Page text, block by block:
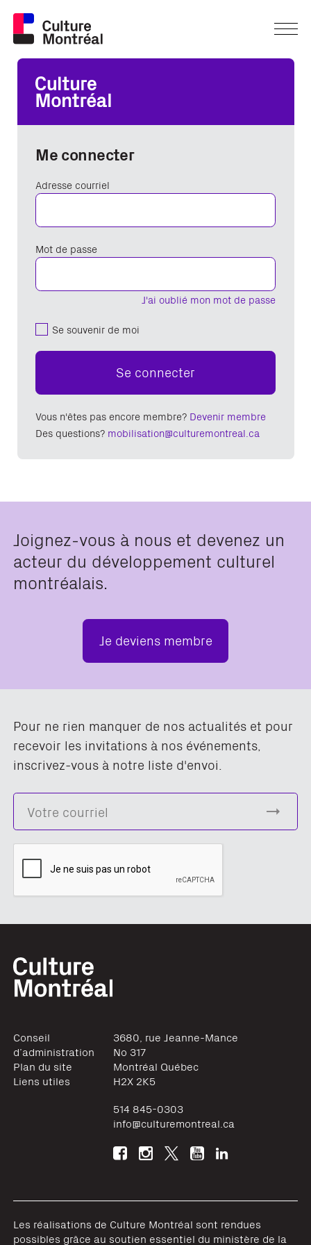
Me connecter
Adresse courriel
J'ai oublié mon mot de passe
Mot de passe
Se souvenir de moi
Se connecter
Vous n'êtes pas encore membre? Devenir membre
Des questions? mobilisation@culturemontreal.ca
Joignez-vous à nous et devenez un
acteur du développement culturel
montréalais.
Je deviens membre
Pour ne rien manquer de nos actualités et pour
recevoir les invitations à nos événements,
inscrivez-vous à notre liste d'envoi.
Conseil
d’administration
Plan du site
Liens utiles
3680, rue Jeanne-Mance
No 317
Montréal Québec
H2X 2K5
514 845-0303
info@culturemontreal.ca
Les réalisations de Culture Montréal sont rendues
possibles grâce au soutien essentiel du ministère de la